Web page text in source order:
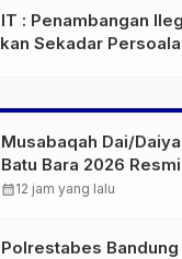
: Penambangan
Sekadar
Musabaqah Dai/
Batu Bara 2026
Apresiasi Semangat
calendar_month12 jam yang lalu
Polrestabes Bandung